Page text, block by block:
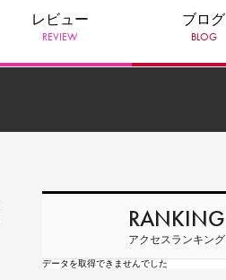
レビュー
REVIEW
ブログ
BLOG
RANKING
アクセスランキング
データを取得できませんでした